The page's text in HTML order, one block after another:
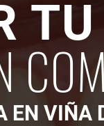
EN VIÑA